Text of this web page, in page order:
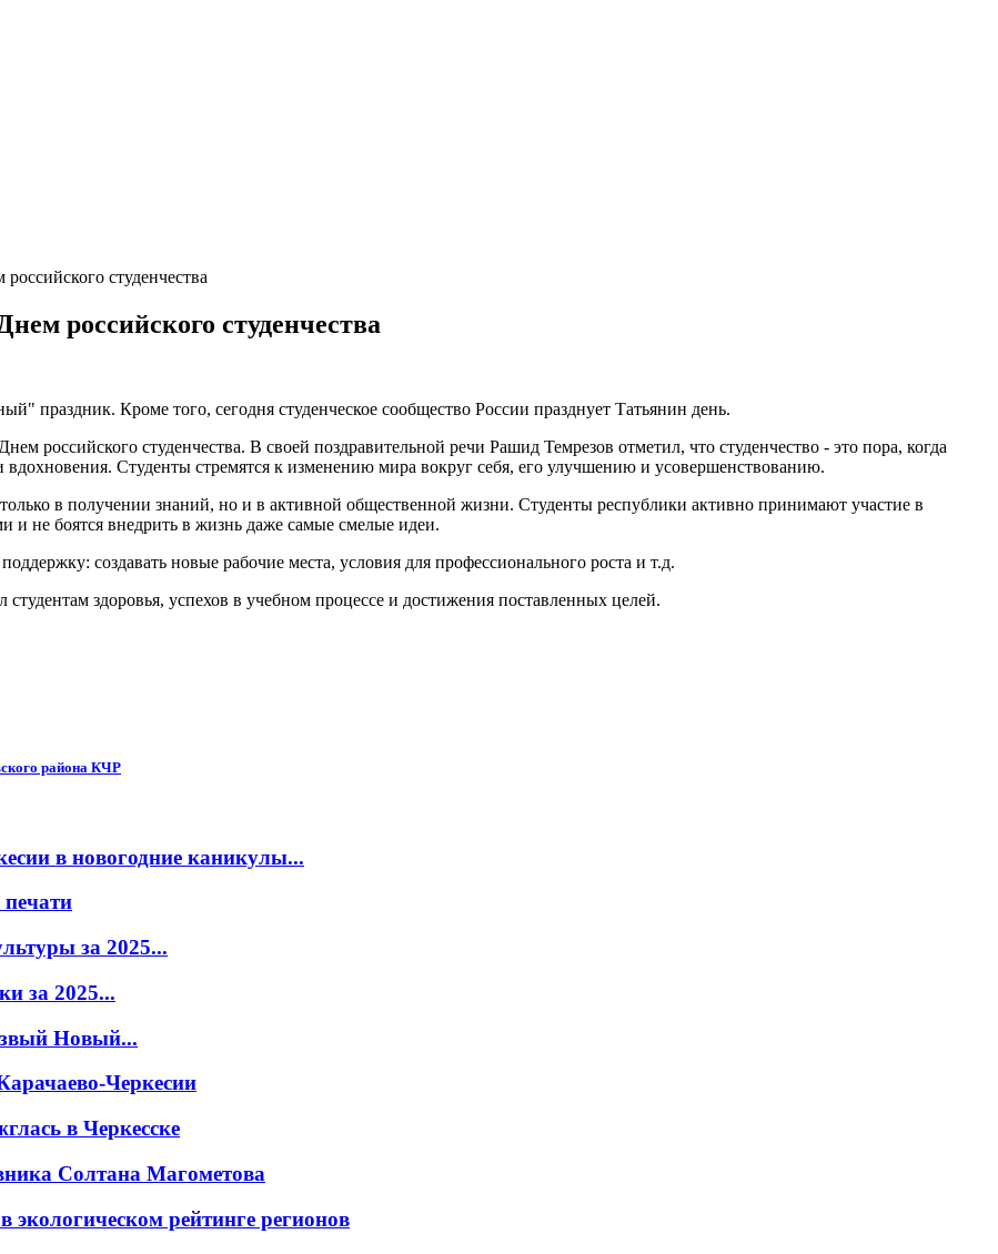
студенчества
российского студенчества
праздник. Кроме того, сегодня студенческое сообщество России празднует Татьянин день.
российского студенчества. В своей поздравительной речи Рашид Темрезов отметил, что студенчество - это пора, когда
Студенты стремятся к изменению мира вокруг себя, его улучшению и усовершенствованию.
в получении знаний, но и в активной общественной жизни. Студенты республики активно принимают участие в
и не боятся внедрить в жизнь даже самые смелые идеи.
создавать новые рабочие места, условия для профессионального роста и т.д.
здоровья, успехов в учебном процессе и достижения поставленных целей.
района КЧР
в новогодние каникулы...
за 2025...
за 2025...
Новый...
Черкесии
в Черкесске
Солтана Магометова
рейтинге регионов